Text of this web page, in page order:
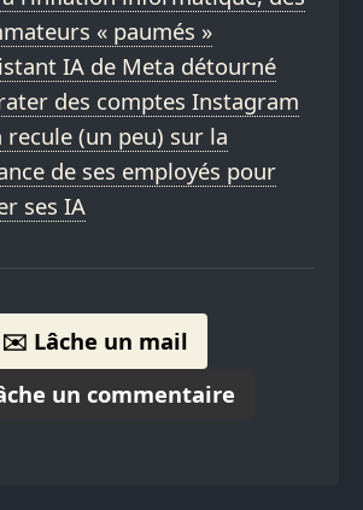
« paumés »
IA de Meta détourné
des comptes Instagram
recule (un peu) sur la
de ses employés pour
ses IA
✉️ Lâche un mail
un commentaire